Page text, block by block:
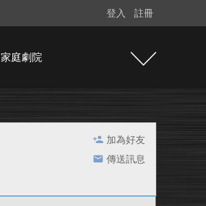
登入 註冊
家庭劇院
加為好友
傳送訊息